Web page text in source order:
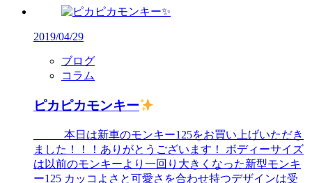
2019/04/29
ブログ
コラム
ピカピカモンキー
‍ 本日は新車のモンキー125をお買い上げいただき
ました！！！ありがとうございます！ ボディーサイズ
は以前のモンキーより一回り大きくなった新型モンキ
ー125 カッコよさと可愛さを合わせ持つデザインは受